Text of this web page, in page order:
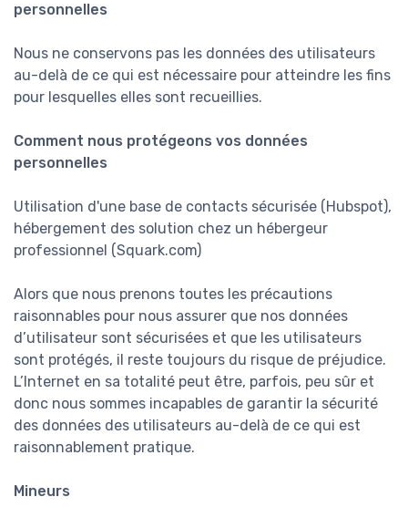
personnelles
Nous ne conservons pas les données des utilisateurs
au-delà de ce qui est nécessaire pour atteindre les fins
pour lesquelles elles sont recueillies.
Comment nous protégeons vos données
personnelles
Utilisation d'une base de contacts sécurisée (Hubspot),
hébergement des solution chez un hébergeur
professionnel (Squark.com)
Alors que nous prenons toutes les précautions
raisonnables pour nous assurer que nos données
d’utilisateur sont sécurisées et que les utilisateurs
sont protégés, il reste toujours du risque de préjudice.
L’Internet en sa totalité peut être, parfois, peu sûr et
donc nous sommes incapables de garantir la sécurité
des données des utilisateurs au-delà de ce qui est
raisonnablement pratique.
Mineurs